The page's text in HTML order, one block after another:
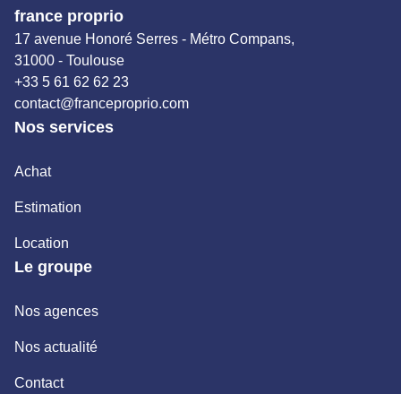
france proprio
17 avenue Honoré Serres - Métro Compans,
31000 - Toulouse
+33 5 61 62 62 23
contact@franceproprio.com
Nos services
Achat
Estimation
Location
Le groupe
Nos agences
Nos actualité
Contact